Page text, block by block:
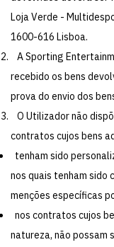
Loja Verde -
1600-616 Lisboa.
A Sporting
recebido os bens
prova do envio dos
O Utilizador não
contratos cujos bens
tenham sido
nos quais tenham sido
menções específicas
nos contratos cujos
natureza, não possam